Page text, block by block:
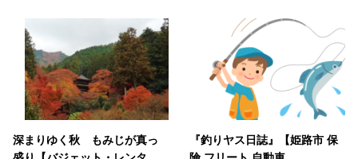
深まりゆく秋 もみじが真っ
『釣りヤス日誌』【姫路市 保